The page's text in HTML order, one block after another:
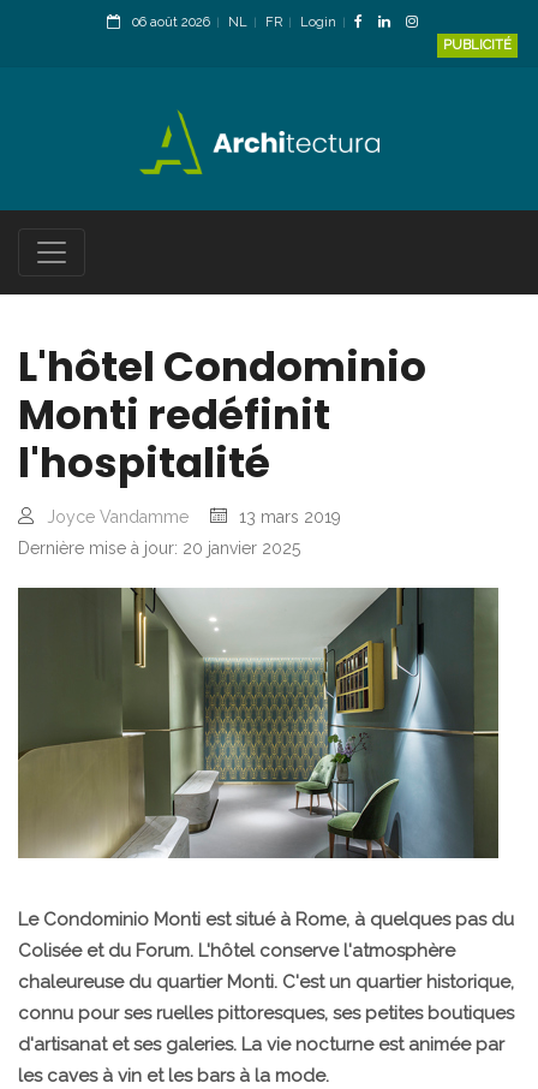
06 août 2026 NL FR
Login
PUBLICITÉ
L'hôtel Condominio
Monti redéfinit
l'hospitalité
Joyce Vandamme
13 mars 2019
Dernière mise à jour: 20 janvier 2025
Le Condominio Monti est situé à Rome, à quelques pas du
Colisée et du Forum. L'hôtel conserve l'atmosphère
chaleureuse du quartier Monti. C'est un quartier historique,
connu pour ses ruelles pittoresques, ses petites boutiques
d'artisanat et ses galeries. La vie nocturne est animée par
les caves à vin et les bars à la mode.